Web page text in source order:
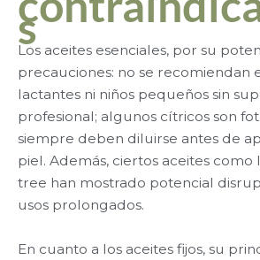
s
Los aceites esenciales, por su
precauciones: no se recomiendan
lactantes ni niños pequeños sin
profesional; algunos cítricos son
siempre deben diluirse antes de
piel. Además, ciertos aceites como
tree han mostrado potencial
usos prolongados.
En cuanto a los aceites fijos, su